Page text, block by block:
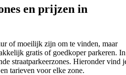
en prijzen in
of moeilijk zijn om te vinden, maar
gratis of goedkoper parkeren. In
straatparkeerzones. Hieronder vind
tarieven voor elke zone.